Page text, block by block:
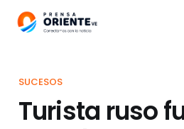
SUCESOS
Turista ruso